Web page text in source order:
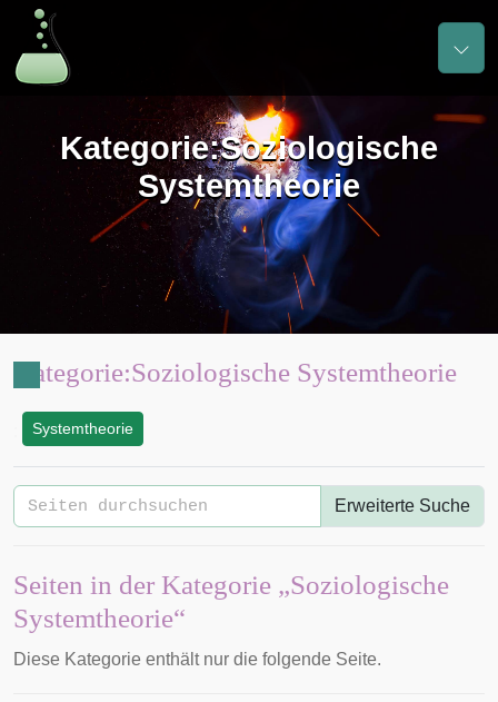
Kategorie:Soziologische
Systemtheorie
Kategorie:Soziologische Systemtheorie
Systemtheorie
Erweiterte Suche
Seiten in der Kategorie „Soziologische
Systemtheorie“
Diese Kategorie enthält nur die folgende Seite.